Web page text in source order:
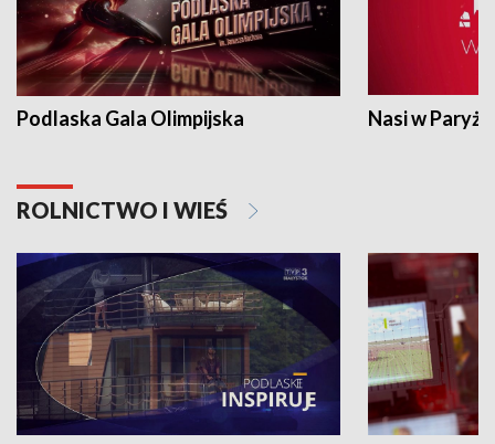
Podlaska Gala Olimpijska Nasi w Paryżu
ROLNICTWO I WIEŚ